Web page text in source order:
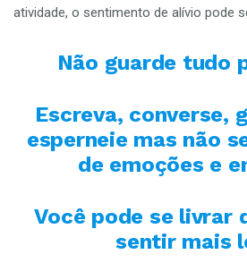
atividade, o sentimento de alívio pode
Não guarde tudo
Escreva, converse,
esperneie mas não
de emoções e
Você pode se livrar
sentir mais